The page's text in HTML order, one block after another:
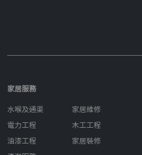
家居服務
水喉及通渠
電力工程
油漆工程
家居維修
木工工程
家居裝修